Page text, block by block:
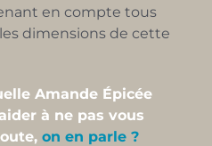
en compte tous
dimensions de cette
Amande Épicée
à ne pas vous
on en parle ?